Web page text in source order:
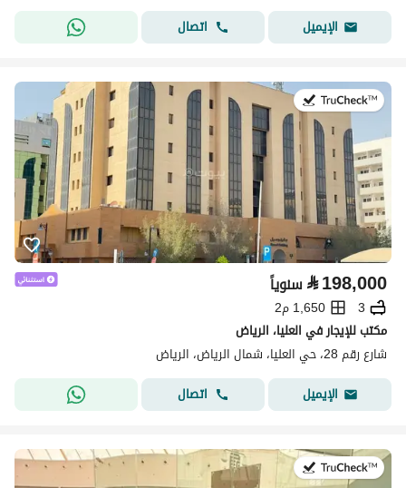
الإيميل
اتصال
في:13 يوليو 2026
⃁198,000 سنوياً
3
1,650 م2
مكتب للإيجار في العليا، الرياض
شارع رقم 28، حي العليا، شمال الرياض، الرياض
الإيميل
اتصال
في:14 يوليو 2026